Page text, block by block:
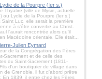
de la Pourpre (Ier s.)
Thyatire (ville de Mysie, actuelle
ou Lydie de la Pourpre (Ier s.)
Saint Luc, elle serait la première
à s'être convertie au Christ.
l'aurait rencontrée alors qu'il
Macédoine orientale. Elle était...
Julien Eymard
de la Congrégation des Pères
Sacrement et de celle des
du Saint-Sacrement (1811-
d'un boutiquier de village dans
de Grenoble, il fut d'abord prêtre
En 1839, il entre chez les Pères